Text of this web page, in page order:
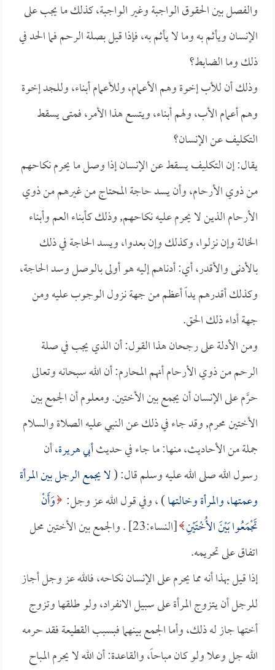
والفصل بين الحقوق الواجبة وغير الواجبة، كذلك ما يجب على
الإنسان ويأثم به وما لا يأثم به، فإذا قيل بصلة الرحم فما الحد في
ذلك وما الضابط؟
وذلك أن للأب إخوة وهم الأعمام، وللأعمام أبناء، وللجد إخوة
وهم أعمام الأب، ولهم أبناء، ويتسع هذا الأمر، فمتى يسقط
التكليف عن الإنسان؟
يقال: إن التكليف يسقط عن الإنسان إذا وصل ما يحرم نكاحهم
من ذوي الأرحام، وأن يسد حاجة المحتاج من غيرهم من ذوي
الأرحام الذين لا يحرم عليه نكاحهم, وذلك كأبناء العم وأبناء
الخالة وإن نزلوا، وكذلك وإن بعدوا، ويسد الحاجة في ذلك
بالأدنى والأقدر، أي: أدناهم إليه هو أولى بالوصل وسد الحاجة،
وكذلك أقدرهم يداً أعظم من جهة نزول الوجوب عليه ومن
جهة أداء ذلك الحق.
ومن الأدلة على رجحان هذا القول: أن الذي يجب في صلة
الرحم من ذوي الأرحام أنهم المحارم: أن الله سبحانه وتعالى
حرَّم على الإنسان أن يجمع بين الأختين. ومعلوم أن الجمع بين
الأختين محرم, وقد جاء في ذلك عن النبي عليه الصلاة والسلام
جملة من الأحاديث، منها: ما جاء في حديثأبي هريرة، أن
رسول الله صلى الله عليه وسلم قال: (لا يجمع الرجل بين المرأة
وعمتها، والمرأة وخالتها) ، وفي قول الله عز وجل: وَأَنْ
تَجْمَعُوا بَيْنَ الأُخْتَيْنِ
[النساء:23] . والجمع بين الأختين محل
اتفاق على تحريمه.
إذا قيل بهذا أنه مما يحرم على الإنسان نكاحه، فالله عز وجل أجاز
للرجل أن يتزوج المرأة على سبيل الانفراد، ولو طلقها وتزوج
أختها جاز له ذلك، وأما الجمع بينهما فبسبب القطيعة فقد حرمه
الله جل وعلا ولو كان مباحاً، والقاعدة: أن الله لا يحرم المباح